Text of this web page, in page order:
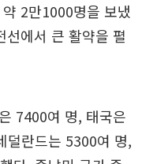
2만1000명을 보냈
선에서 큰 활약을 펼
7400여 명, 태국은
덜란드는 5300여 명,